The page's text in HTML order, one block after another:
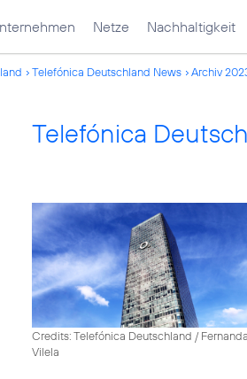
Netze Nachhaltigkeit
Telefónica Deutschland News Archiv
Telefónica
Credits: Telefónica Deutschland / Fernanda
Vilela